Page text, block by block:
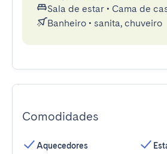
Sala de estar • Cama de
Banheiro • sanita, chuveiro
Comodidades
Aquecedores